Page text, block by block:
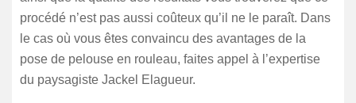
procédé n’est pas aussi coûteux qu’il ne le paraît. Dans
le cas où vous êtes convaincu des avantages de la
pose de pelouse en rouleau, faites appel à l’expertise
du paysagiste Jackel Elagueur.